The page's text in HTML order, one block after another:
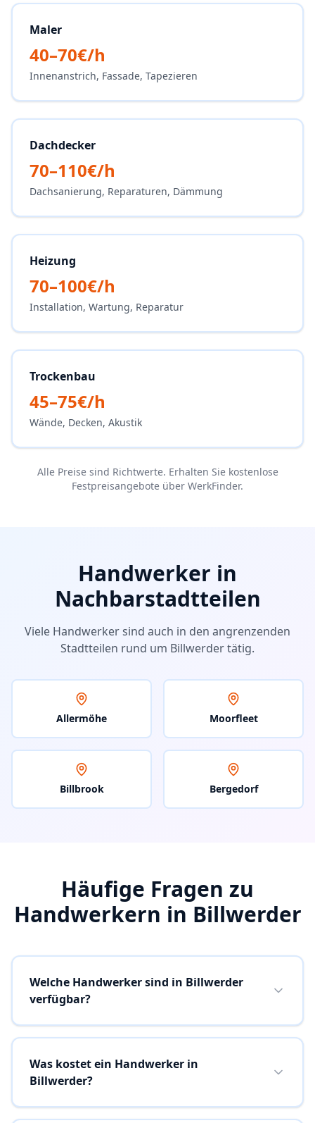
Maler
40–70€/h
Innenanstrich, Fassade, Tapezieren
Dachdecker
70–110€/h
Dachsanierung, Reparaturen, Dämmung
Heizung
70–100€/h
Installation, Wartung, Reparatur
Trockenbau
45–75€/h
Wände, Decken, Akustik
Alle Preise sind Richtwerte. Erhalten Sie kostenlose
Festpreisangebote über WerkFinder.
Handwerker in
Nachbarstadtteilen
Viele Handwerker sind auch in den angrenzenden
Stadtteilen rund um Billwerdertätig.
Allermöhe Moorfleet
Billbrook Bergedorf
Häufige Fragen zu
Handwerkern in Billwerder
Welche Handwerker sind in Billwerder
verfügbar?
Was kostet ein Handwerker in
Billwerder?